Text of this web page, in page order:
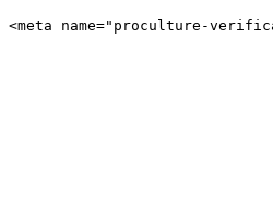
<meta name="proculture-